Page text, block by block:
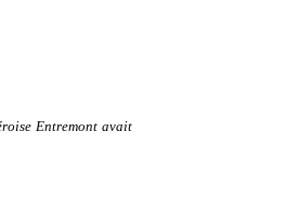
Entremont avait